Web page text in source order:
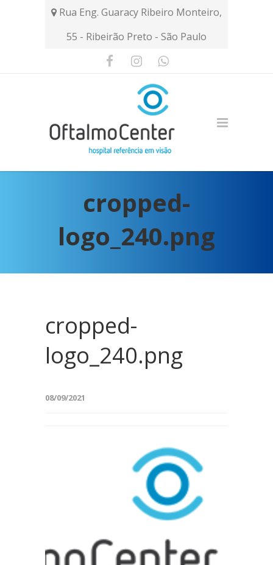
Rua Eng. Guaracy Ribeiro Monteiro,
55 - Ribeirão Preto - São Paulo
cropped-
logo_240.png
cropped-
logo_240.png
08/09/2021